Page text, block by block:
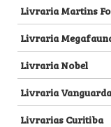
Livraria Martins
Livraria
Livraria Nobel
Livraria Vanguarda
Livrarias Curitiba